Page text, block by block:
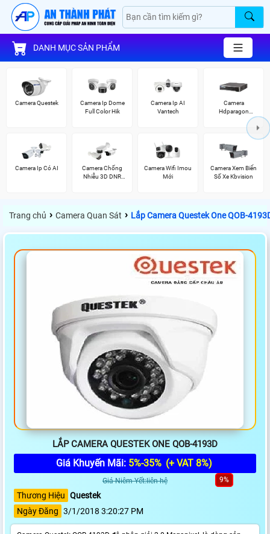
DANH MỤC SẢN PHẨM
Camera Questek
Camera Ip Dome
Full Color Hik
Camera Ip AI
Vantech
Camera
Hdparagon
Camera Ip Có AI
Camera Chống
Nhiễu 3D DNR
Camera Wifi Imou
Mới
Camera Xem Biển
Số Xe Kbvision
Trang chủ › Camera Quan Sát › Lắp Camera Questek One QOB-
LẮP CAMERA QUESTEK ONE QOB-4193D
Giá Khuyến Mãi: 5%-35% (+ VAT 8%)
Giá Niêm Yết:liên hệ 9%
Thương Hiệu Questek
Ngày Đăng 3/1/2018 3:20:27 PM